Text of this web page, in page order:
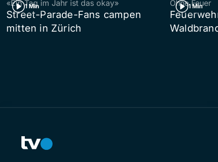
1 Min
«Ein Tag im Jahr ist das okay»
Street-Parade-Fans campen
mitten in Zürich
1 Min
Ohne Feuer